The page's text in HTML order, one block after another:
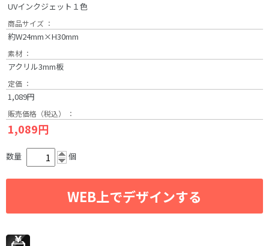
UVインクジェット１色
商品サイズ ：
約W24mm×H30mm
素材 ：
アクリル3mm板
定価 ：
1,089円
販売価格（税込） ：
1,089円
数量 個
WEB上でデザインする